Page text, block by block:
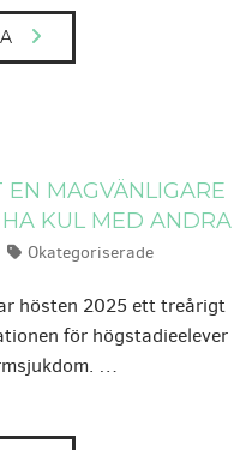
MAGVÄNLIGARE
KUL MED ANDRA
Kategorier:
Okategoriserade
hösten 2025 ett treårigt
för högstadieelever
…